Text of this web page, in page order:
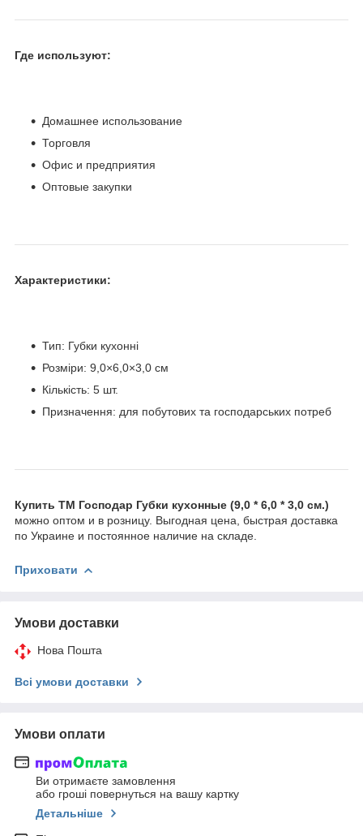
Где используют:
Домашнее использование
Торговля
Офис и предприятия
Оптовые закупки
Характеристики:
Тип: Губки кухонні
Розміри: 9,0×6,0×3,0 см
Кількість: 5 шт.
Призначення: для побутових та господарських потреб
Купить ТМ Господар Губки кухонные (9,0 * 6,0 * 3,0 см.)
можно оптом и в розницу. Выгодная цена, быстрая доставка
по Украине и постоянное наличие на складе.
Приховати
Умови доставки
Нова Пошта
Всі умови доставки
Умови оплати
Ви отримаєте замовлення
або гроші повернуться на вашу картку
Детальніше